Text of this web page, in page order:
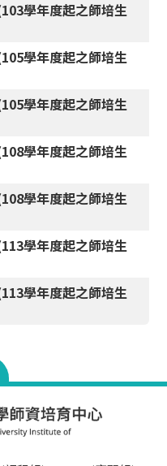
學年度起之師培生
學年度起之師培生
學年度起之師培生
學年度起之師培生
學年度起之師培生
學年度起之師培生
學年度起之師培生